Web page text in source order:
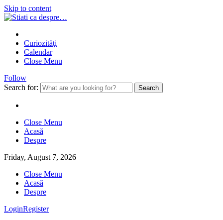
Skip to content
Curiozităţi
Calendar
Close Menu
Follow
Search for:
Close Menu
Acasă
Despre
Friday, August 7, 2026
Close Menu
Acasă
Despre
LoginRegister